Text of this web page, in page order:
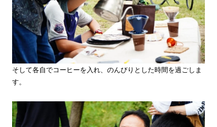
そして各自でコーヒーを入れ、のんびりとした時間を過ごしま
す。